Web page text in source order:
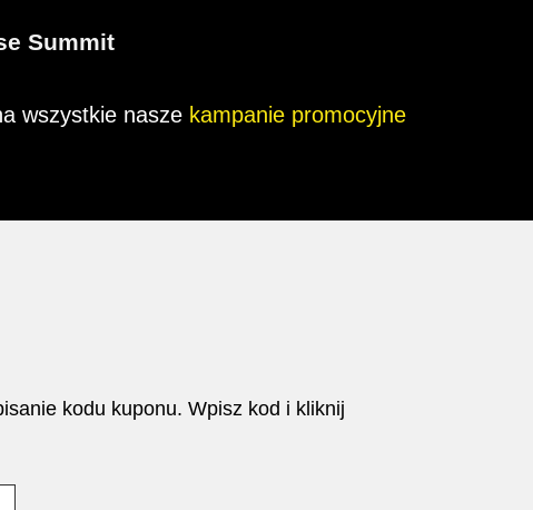
Summit
wszystkie nasze kampanie promocyjne
kodu kuponu. Wpisz kod i kliknij